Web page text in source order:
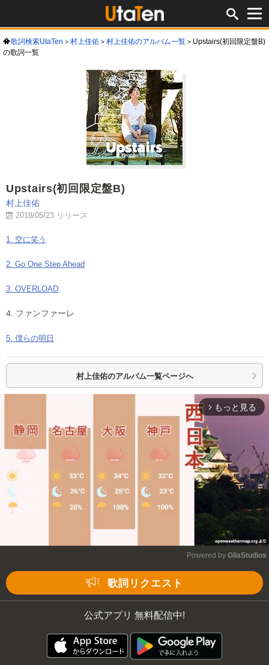
歌詞検索UtaTen 村上佳佑 村上佳佑のアルバム一覧
Upstairs(初回限定盤B)
の歌詞一覧
Upstairs(初回限定盤B)
村上佳佑
2018/05/23 リリース
1. 空に笑う
2. Go One Step Ahead
3. OVERLOAD
4. ファンファーレ
5. 僕らの明日
村上佳佑のアルバム一覧ページへ
arrow_forward_ios もっと見る
Powered by GliaStudios
歌詞リクエスト
公式アプリ 無料配信中!